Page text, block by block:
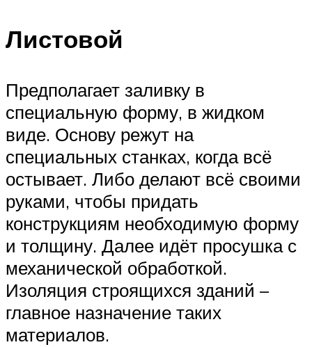
Листовой
Предполагает заливку в
специальную форму, в жидком
виде. Основу режут на
специальных станках, когда всё
остывает. Либо делают всё своими
руками, чтобы придать
конструкциям необходимую форму
и толщину. Далее идёт просушка с
механической обработкой.
Изоляция строящихся зданий –
главное назначение таких
материалов.